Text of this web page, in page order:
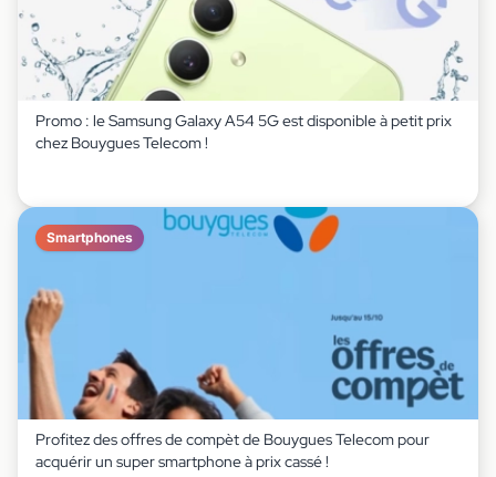
Promo : le Samsung Galaxy A54 5G est disponible à petit prix
chez Bouygues Telecom !
Smartphones
Profitez des offres de compèt de Bouygues Telecom pour
acquérir un super smartphone à prix cassé !